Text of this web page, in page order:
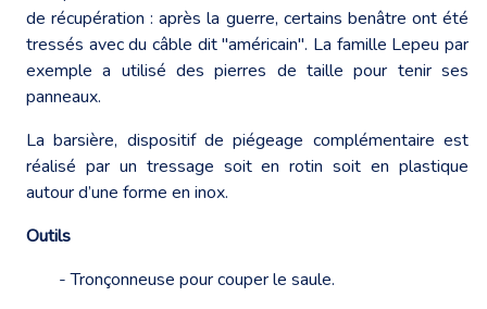
de récupération : après la guerre, certains benâtre ont été
tressés avec du câble dit "américain". La famille Lepeu par
exemple a utilisé des pierres de taille pour tenir ses
panneaux.
La barsière, dispositif de piégeage complémentaire est
réalisé par un tressage soit en rotin soit en plastique
autour d’une forme en inox.
Outils
- Tronçonneuse pour couper le saule.